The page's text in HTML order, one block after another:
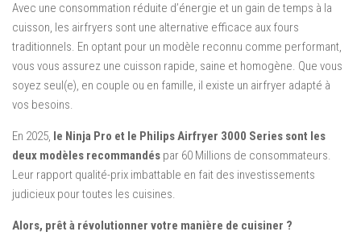
Avec une consommation réduite d’énergie et un gain de temps à la
cuisson, les airfryers sont une alternative efficace aux fours
traditionnels. En optant pour un modèle reconnu comme performant,
vous vous assurez une cuisson rapide, saine et homogène. Que vous
soyez seul(e), en couple ou en famille, il existe un airfryer adapté à
vos besoins.
En 2025, le Ninja Pro et le Philips Airfryer 3000 Series sont les
deux modèles recommandés par 60 Millions de consommateurs.
Leur rapport qualité-prix imbattable en fait des investissements
judicieux pour toutes les cuisines.
Alors, prêt à révolutionner votre manière de cuisiner ?